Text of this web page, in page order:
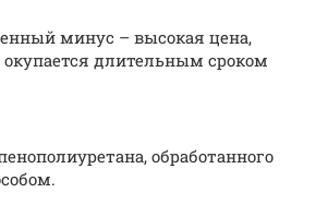
минус – высокая цена,
окупается длительным сроком
обработанного